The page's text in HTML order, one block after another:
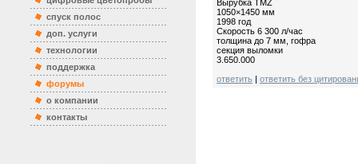
спуск полос
доп. услуги
технологии
поддержка
форумы
о компании
контакты
Вырубка TMZ
1050×1450 мм
1998 год
Скорость 6 300 л/час
толщина до 7 мм, гофра
секция выломки
3.650.000
ответить | ответить без